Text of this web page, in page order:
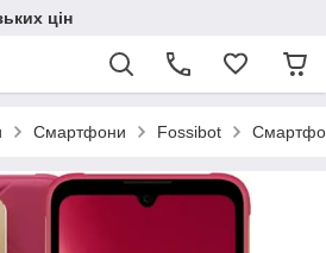
цін
Смартфони Fossibot